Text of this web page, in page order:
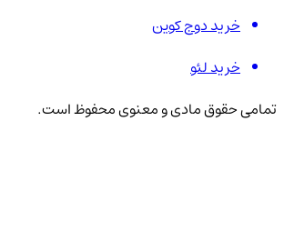
خرید دوج کوین
خرید لئو
تمامی حقوق مادی و معنوی محفوظ است.